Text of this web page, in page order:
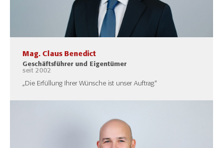
Mag. Claus Benedict
Geschäftsführer und Eigentümer
seit 2002
„Die Erfüllung Ihrer Wünsche ist unser Auftrag.“